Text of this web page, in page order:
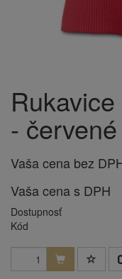
- červené
Vaša cena bez
Vaša cena s DPH
Dostupnosť
Kód